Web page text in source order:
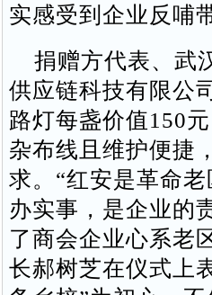
实感受到企业反哺
捐赠方代表、武
供应链科技有限公
路灯每盏价值150
杂布线且维护便捷
求。“红安是革命
办实事，是企业的
了商会企业心系老
长郝树芝在仪式上